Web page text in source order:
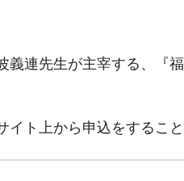
連先生が主宰する、『
ト上から申込をすること